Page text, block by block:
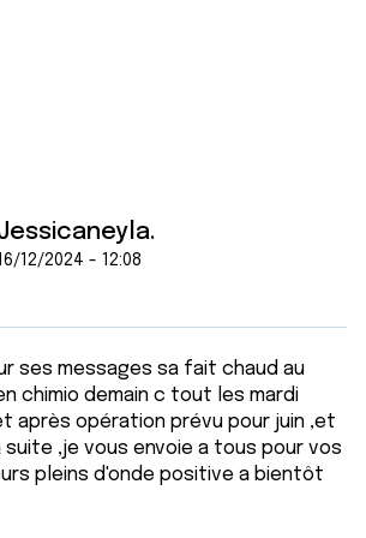
que vous leur avez fournies
lors de votre utilisation de leurs
16/12/2024 - 12:08
ses messages sa fait chaud au
chimio demain c tout les mardi
après opération prévu pour juin ,et
suite ,je vous envoie a tous pour vos
pleins d'onde positive a bientôt